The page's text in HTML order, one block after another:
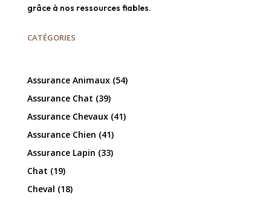
grâce à nos ressources fiables.
CATÉGORIES
Assurance Animaux(54)
Assurance Chat (39)
Assurance Chevaux(41)
Assurance Chien (41)
Assurance Lapin (33)
Chat (19)
Cheval (18)